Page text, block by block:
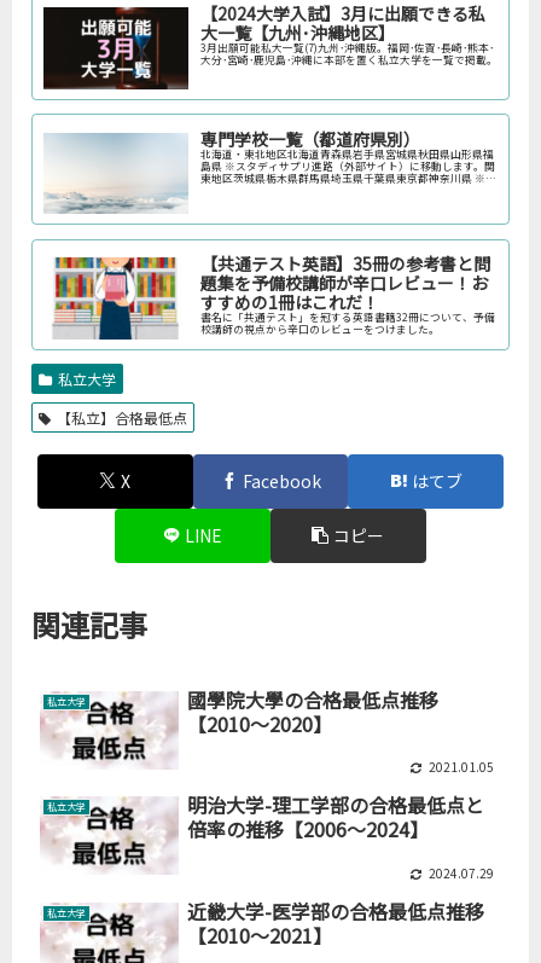
【2024大学入試】3月に出願できる私
大一覧【九州･沖縄地区】
3月出願可能私大一覧(7)九州･沖縄版。福岡･佐賀･長崎･熊本･
大分･宮崎･鹿児島･沖縄に本部を置く私立大学を一覧で掲載。
専門学校一覧（都道府県別）
北海道・東北地区北海道青森県岩手県宮城県秋田県山形県福
島県 ※スタディサプリ進路（外部サイト）に移動します。関
東地区茨城県栃木県群馬県埼玉県千葉県東京都神奈川県 ※ス
【共通テスト英語】35冊の参考書と問
題集を予備校講師が辛口レビュー！お
すすめの1冊はこれだ！
書名に「共通テスト」を冠する英語書籍32冊について、予備
校講師の視点から辛口のレビューをつけました。
私立大学
【私立】合格最低点
X Facebook はてブ
LINE コピー
関連記事
私立大学
國學院大學の合格最低点推移
【2010～2020】
2021.01.05
私立大学
明治大学-理工学部の合格最低点と
倍率の推移【2006～2024】
2024.07.29
私立大学
近畿大学-医学部の合格最低点推移
【2010～2021】